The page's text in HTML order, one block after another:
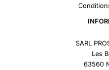
SARL
Les
63560